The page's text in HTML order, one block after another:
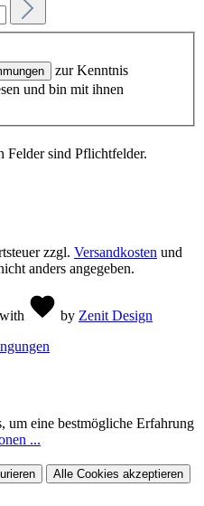
zur Kenntnis
und bin mit ihnen
Felder sind Pflichtfelder.
zzgl. Versandkosten und
anders angegeben.
by Zenit Design
um eine bestmögliche Erfahrung
...
Alle Cookies akzeptieren